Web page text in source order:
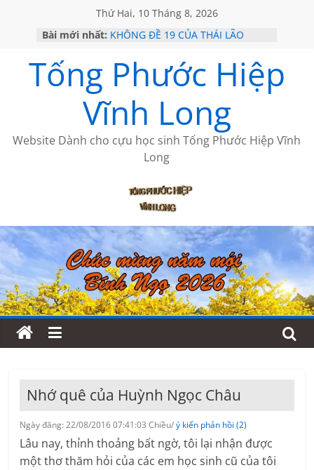
Thứ Hai, 10 Tháng 8, 2026
Bài mới nhất: KHÔNG ĐỀ 19 CỦA THÁI LÃO
VỀ MỘT NGƯỜI BẠN THÂN
SÀI GÒN – HÒN NGỌC VIỄN ĐÔNG
KHÔNG ĐỀ 20 CỦA THÁI LÃO
Tống Phước Hiệp
Vĩnh Long
Website Dành cho cựu học sinh Tống Phước Hiệp Vĩnh
Long
Nhớ quê của Huỳnh Ngọc Châu
Ngày đăng: 22/08/2016 07:41:03 Chiều/ý kiến phản hồi (2)
Lâu nay, thỉnh thoảng bất ngờ, tôi lại nhận được
một thơ thăm hỏi của các em học sinh cũ của tôi